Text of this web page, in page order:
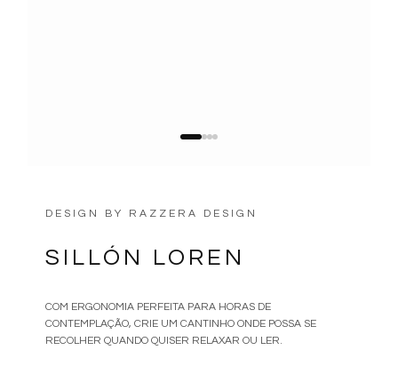
DESIGN BY RAZZERA DESIGN
SILLÓN LOREN
COM ERGONOMIA PERFEITA PARA HORAS DE
CONTEMPLAÇÃO, CRIE UM CANTINHO ONDE POSSA SE
RECOLHER QUANDO QUISER RELAXAR OU LER.